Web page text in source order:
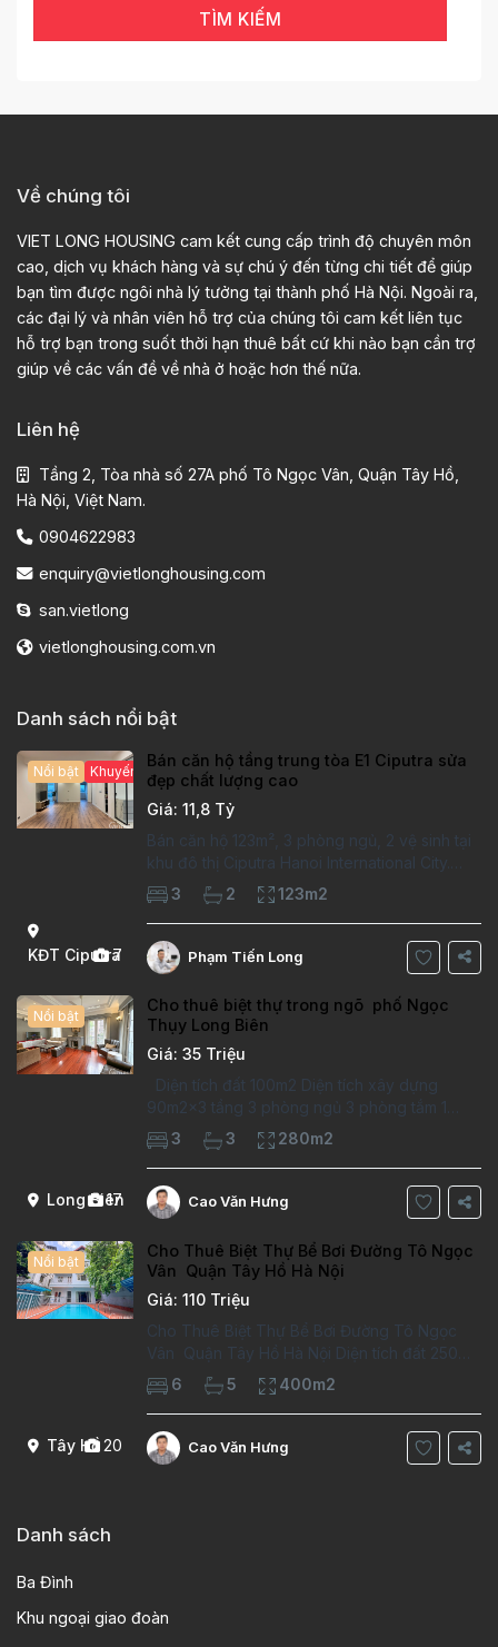
TÌM KIẾM
Về chúng tôi
VIET LONG HOUSING cam kết cung cấp trình độ chuyên môn
cao, dịch vụ khách hàng và sự chú ý đến từng chi tiết để giúp
bạn tìm được ngôi nhà lý tưởng tại thành phố Hà Nội. Ngoài ra,
các đại lý và nhân viên hỗ trợ của chúng tôi cam kết liên tục
hỗ trợ bạn trong suốt thời hạn thuê bất cứ khi nào bạn cần trợ
giúp về các vấn đề về nhà ở hoặc hơn thế nữa.
Liên hệ
Tầng 2, Tòa nhà số 27A phố Tô Ngọc Vân, Quận Tây Hồ,
Hà Nội, Việt Nam.
0904622983
enquiry@vietlonghousing.com
san.vietlong
vietlonghousing.com.vn
Danh sách nổi bật
KĐT Ciputra
7
Nổi bật Khuyến mại hấp dẫn
Bán căn hộ tầng trung tòa E1 Ciputra sửa
đẹp chất lượng cao
Giá: 11,8 Tỷ
Bán căn hộ 123m², 3 phòng ngủ, 2 vệ sinh tại
khu đô thị Ciputra Hanoi International City.
Căn hộ đã sửa mới kỹ, chất lượng cao, sàn
gỗ, bếp hiện đại, không gian thoáng sáng.
Thông tin căn hộ: Diện tích:
3 2 123m2
Phạm Tiến Long
Long Biên
17
Nổi bật
Cho thuê biệt thự trong ngõ phố Ngọc
Thụy Long Biên
Giá: 35 Triệu
Diện tích đất 100m2 Diện tích xây dựng
90m2x3 tầng 3 phòng ngủ 3 phòng tắm 1
phòng làm việc Vị trí ý tưởng 10 phút đi bộ tới
trường việt pháp Ngôi nhà được thiết kế theo
kiểu phát cổ,trong khu dân
3 3 280m2
Cao Văn Hưng
Tây Hồ20
Nổi bật
Cho Thuê Biệt Thự Bể Bơi Đường Tô Ngọc
Vân Quận Tây Hồ Hà Nội
Giá: 110 Triệu
Cho Thuê Biệt Thự Bể Bơi Đường Tô Ngọc
Vân Quận Tây Hồ Hà Nội Diện tích đất 250m2
Diện tích xây dựng 100m2 Xây 4 tầng, 6
phòng ngủ 5 phòng tắm Tầng 1, , phòng
khách , phòng bếp-1wc Tầng 2, 2 phòng
6 5 400m2
Cao Văn Hưng
Danh sách
Ba Đình
Khu ngoại giao đoàn